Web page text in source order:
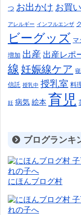
つ お出かけ お買
アレルギー インフルエンザ
ビーグッズ マ
増加 出産 出産レポ
線 妊娠線ケア
信託 授乳中 授乳室 料
妊 病気 絵本 育児
ブログランキ
にほんブログ村